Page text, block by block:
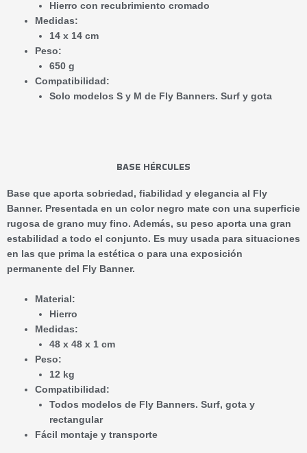
Hierro con recubrimiento cromado
Medidas:
14 x 14 cm
Peso:
650 g
Compatibilidad:
Solo modelos S y M de Fly Banners. Surf y gota
BASE HÉRCULES
Base que aporta sobriedad, fiabilidad y elegancia al Fly
Banner. Presentada en un color negro mate con una superficie
rugosa de grano muy fino. Además, su peso aporta una gran
estabilidad a todo el conjunto. Es muy usada para situaciones
en las que prima la estética o para una exposición
permanente del Fly Banner.
Material:
Hierro
Medidas:
48 x 48 x 1 cm
Peso:
12 kg
Compatibilidad:
Todos modelos de Fly Banners. Surf, gota y
rectangular
Fácil montaje y transporte